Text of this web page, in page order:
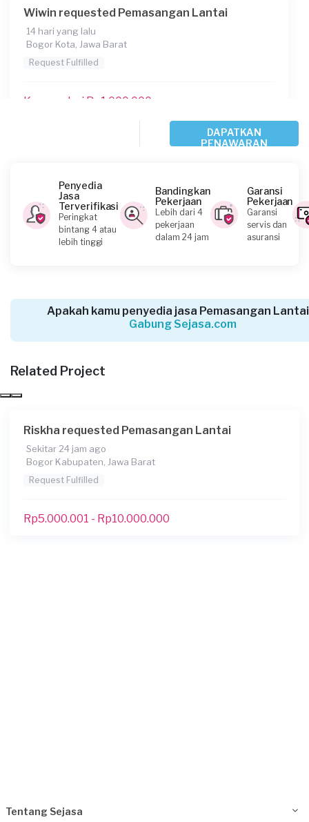
Wiwin requested Pemasangan Lantai
14 hari yang lalu
Bogor Kota, Jawa Barat
Request Fulfilled
Kurang dari Rp1.000.000
Arie requested Pemasangan Lantai
Bekasi Kota, Jawa Barat
Request Fulfilled
Rp5.000.001 - Rp10.000.000
27 hari yang lalu
Bogor Kabupaten, Jawa Barat
Rp1.000.001 - Rp2.500.000
28 hari yang lalu
Bekasi Kota, Jawa Barat
Request Fulfilled
DAPATKAN
PENAWARAN
Penyedia
Jasa
Terverifikasi
Peringkat
bintang 4 atau
lebih tinggi
Bandingkan
Pekerjaan
Lebih dari 4
pekerjaan
dalam 24 jam
Garansi
Pekerjaan
Garansi
servis dan
asuransi
Apakah kamu penyedia jasa Pemasangan
Gabung Sejasa.com
Related Project
Riskha requested Pemasangan Lantai
Sekitar 24 jam ago
Bogor Kabupaten, Jawa Barat
Request Fulfilled
Rp5.000.001 - Rp10.000.000
Tentang Sejasa